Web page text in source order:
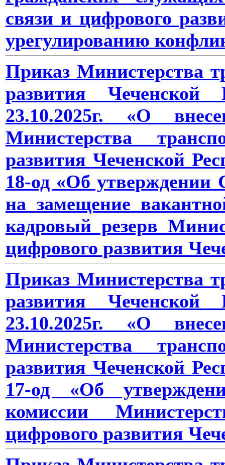
связи и цифрового
урегулированию
Приказ Министерства
развития
23.10.2025г. «О
Министерства
развития Чеченской
18-од «Об утверждении
на замещение
кадровый резерв
цифрового развития
Приказ Министерства
развития
23.10.2025г. «О
Министерства
развития Чеченской
17-од «Об
комиссии
цифрового развития